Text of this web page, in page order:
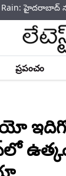
నగరాన్ని
ప్రపంచం